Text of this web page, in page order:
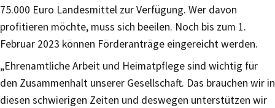
75.000 Euro Landesmittel zur Verfügung. Wer davon
profitieren möchte, muss sich beeilen. Noch bis zum 1.
Februar 2023 können Förderanträge eingereicht werden.
„Ehrenamtliche Arbeit und Heimatpflege sind wichtig für
den Zusammenhalt unserer Gesellschaft. Das brauchen wir in
diesen schwierigen Zeiten und deswegen unterstützen wir